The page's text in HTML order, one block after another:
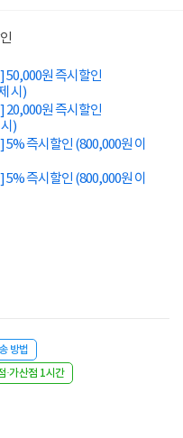
50,000원 즉시할인
시)
20,000원 즉시할인
)
5% 즉시할인 (800,000원 이
5% 즉시할인 (800,000원 이
방법
·가산점 1시간